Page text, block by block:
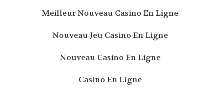
Meilleur Nouveau Casino En Ligne
Nouveau Jeu Casino En Ligne
Nouveau Casino En Ligne
Casino En Ligne